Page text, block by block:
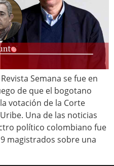
Semana se fue en
de que el bogotano
votación de la Corte
Una de las noticias
político colombiano fue
magistrados sobre una